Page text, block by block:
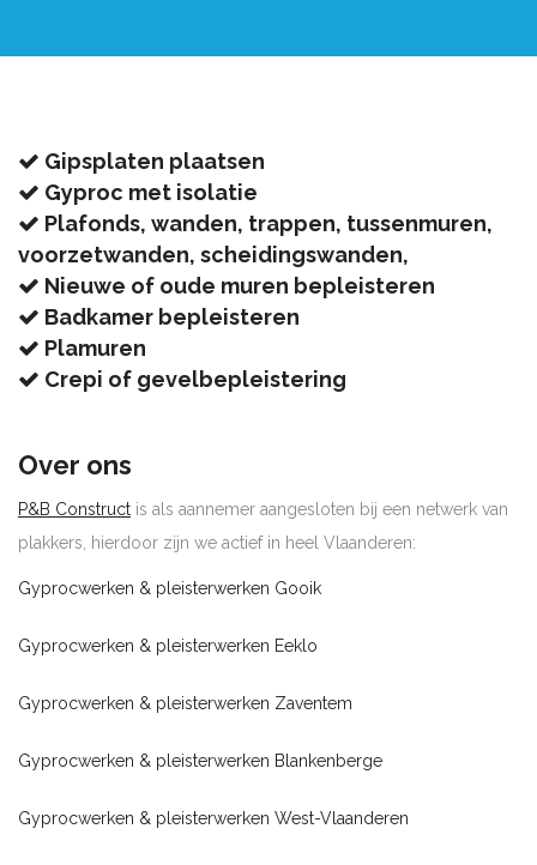
Gipsplaten plaatsen
Gyproc met isolatie
Plafonds, wanden, trappen, tussenmuren,
voorzetwanden, scheidingswanden,
Nieuwe of oude muren bepleisteren
Badkamer bepleisteren
Plamuren
Crepi of gevelbepleistering
Over ons
P&B Construct is als aannemer aangesloten bij een netwerk van
plakkers, hierdoor zijn we actief in heel Vlaanderen:
Gyprocwerken & pleisterwerken Gooik
Gyprocwerken & pleisterwerken Eeklo
Gyprocwerken & pleisterwerken Zaventem
Gyprocwerken & pleisterwerken Blankenberge
Gyprocwerken & pleisterwerken West-Vlaanderen